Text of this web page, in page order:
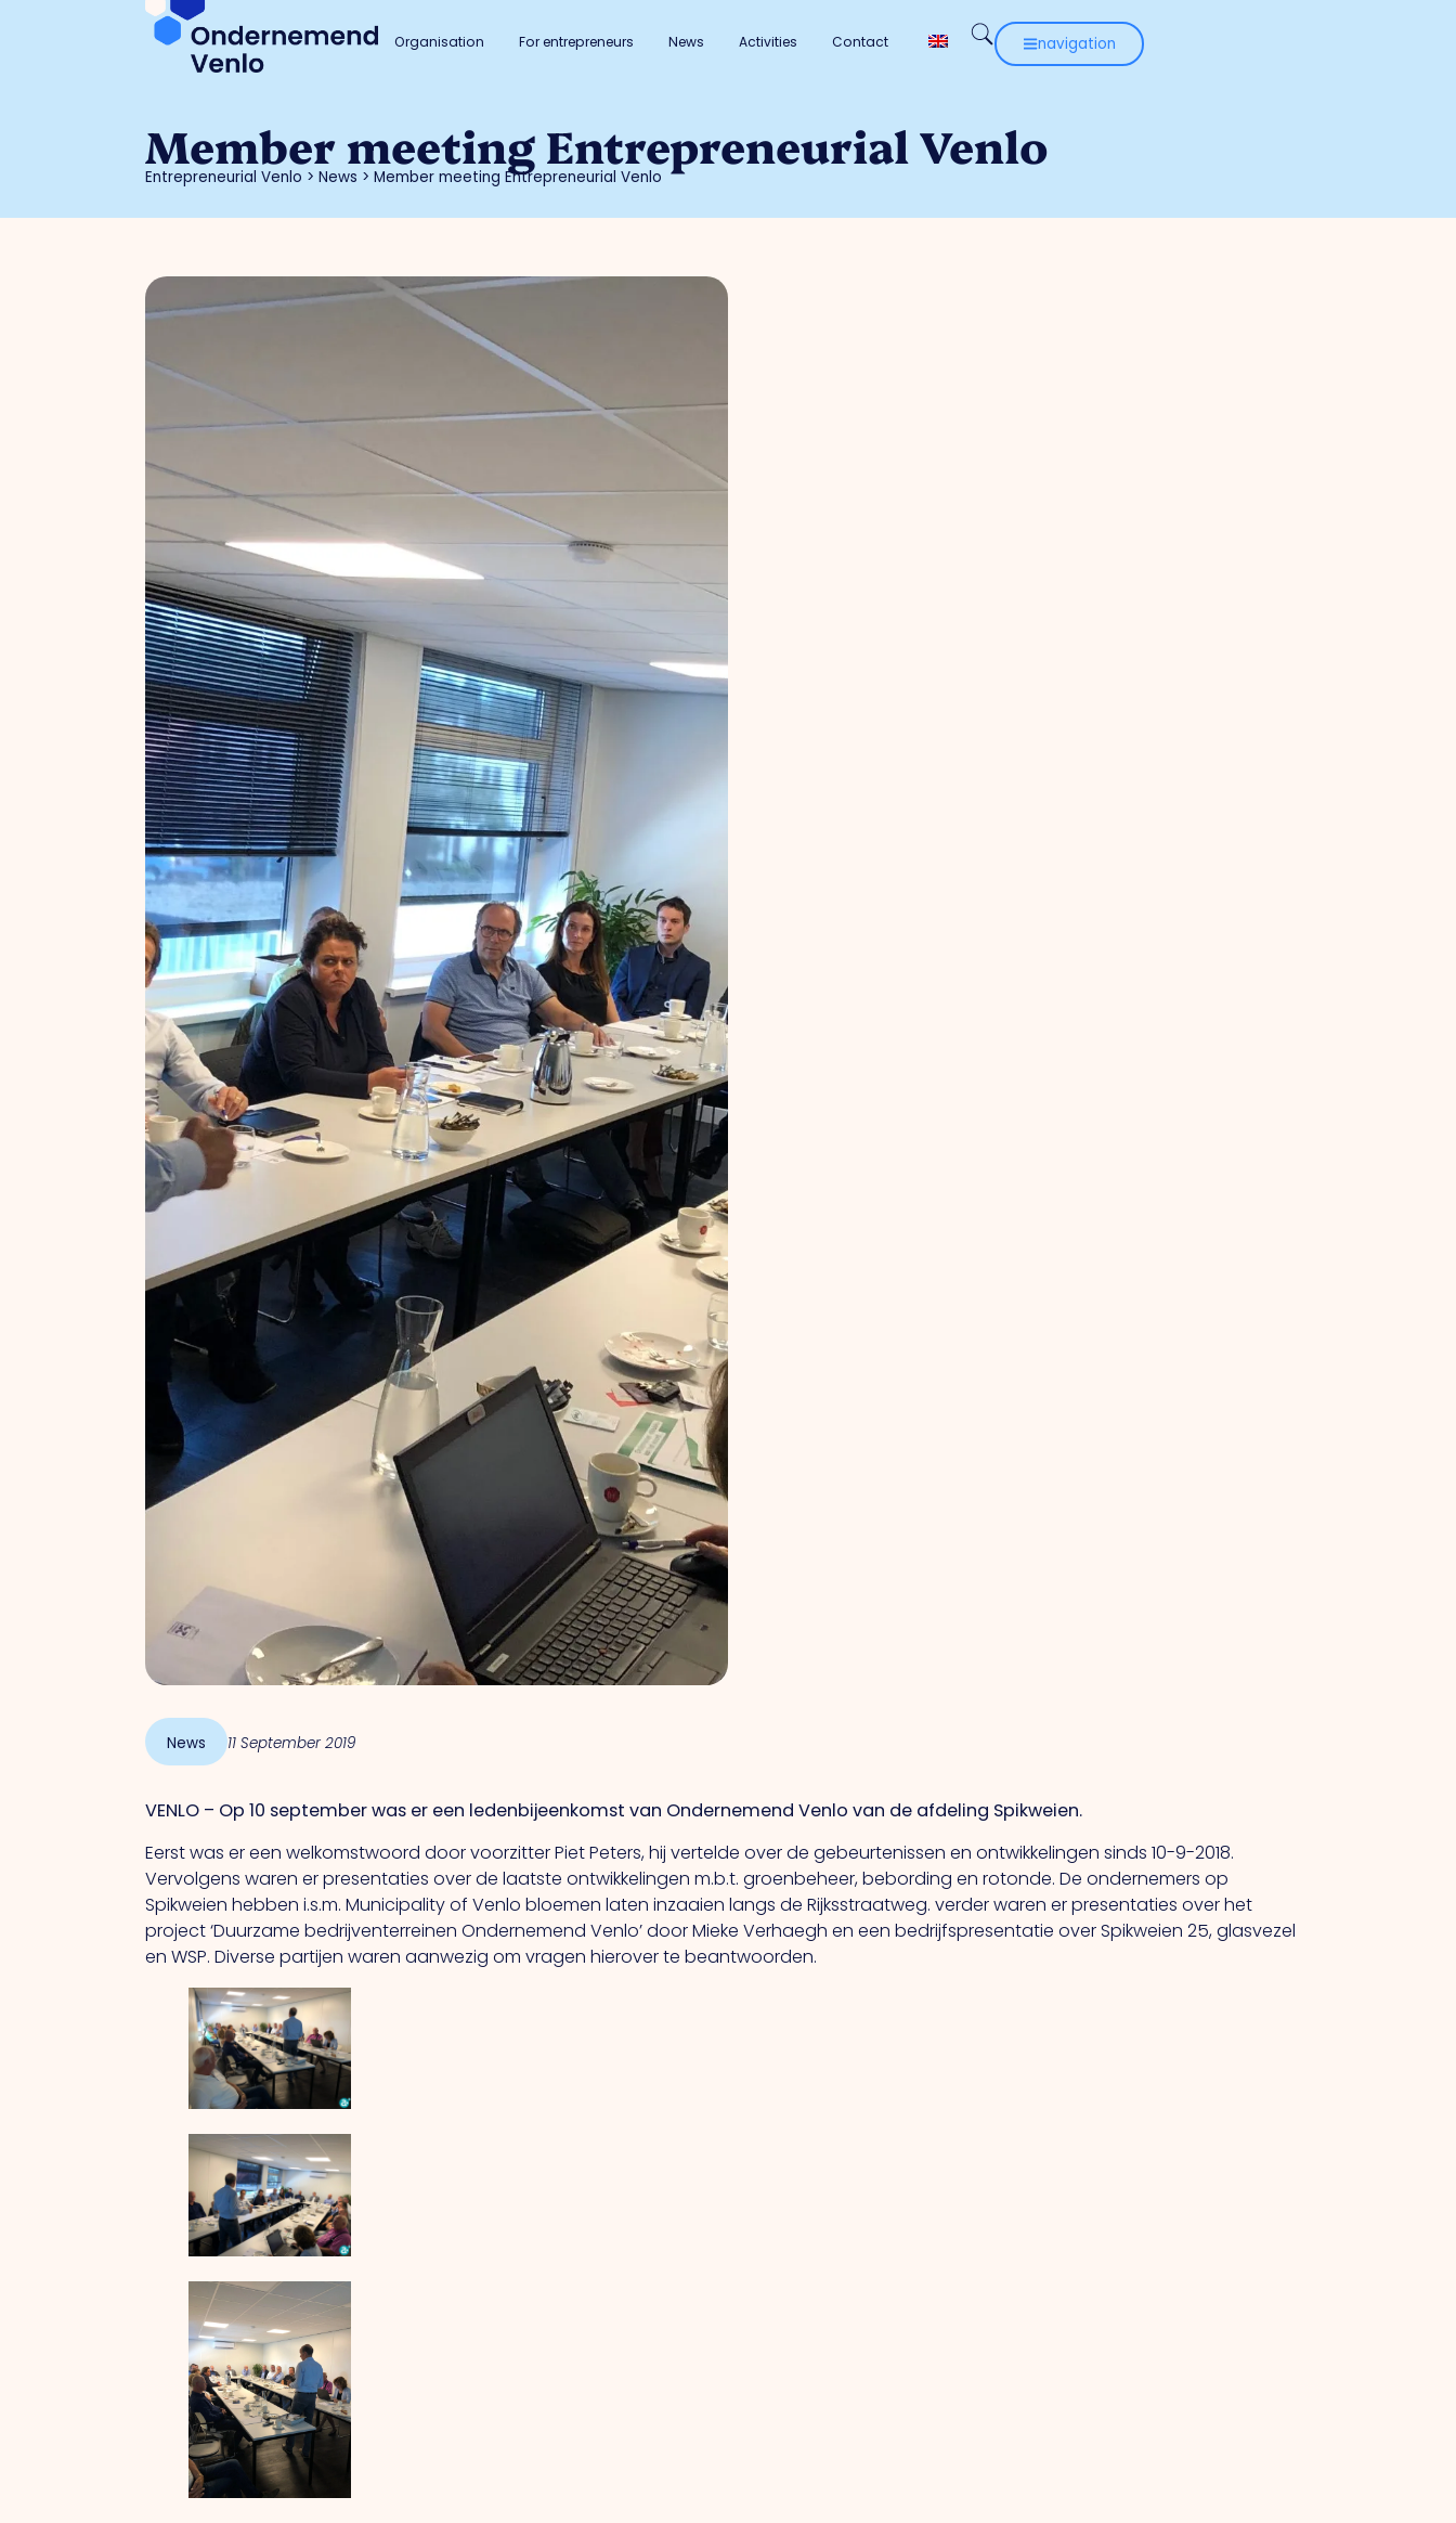
Organisation For entrepreneurs News Activities Contact navigation
Member meeting Entrepreneurial Venlo
Entrepreneurial Venlo >News >Member meeting Entrepreneurial Venlo
News 11 September 2019
VENLO – Op 10 september was er een ledenbijeenkomst van Ondernemend Venlo van de afdeling Spikweien.
Eerst was er een welkomstwoord door voorzitter Piet Peters, hij vertelde over de gebeurtenissen en ontwikkelingen sinds 10-9-2018.
Vervolgens waren er presentatiesover de laatste ontwikkelingen m.b.t. groenbeheer, bebording en rotonde. De ondernemers op
Spikweien hebben i.s.m.Municipality of Venlo bloemen laten inzaaien langs de Rijksstraatweg. verder waren er presentaties over het
project ‘Duurzame bedrijventerreinen Ondernemend Venlo’ door Mieke Verhaegh en een bedrijfspresentatie over Spikweien 25, glasvezel
en WSP. Diverse partijen waren aanwezig om vragen hierover te beantwoorden.